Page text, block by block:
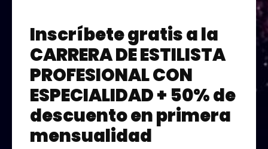
Inscríbete gratis a la
CARRERA DE ESTILISTA
PROFESIONAL CON
ESPECIALIDAD + 50% de
descuento en primera
mensualidad